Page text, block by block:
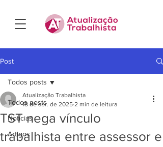
Post
Todos posts
Notícias
Artigos
Todos posts
TST nega vínculo
trabalhista entre assessor e
Atualização Trabalhista
18 de abr. de 2025 2 min de leitura